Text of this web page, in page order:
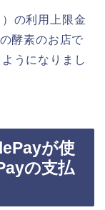
の利用上限金
酵素のお店で
うになりまし
が使
の支払